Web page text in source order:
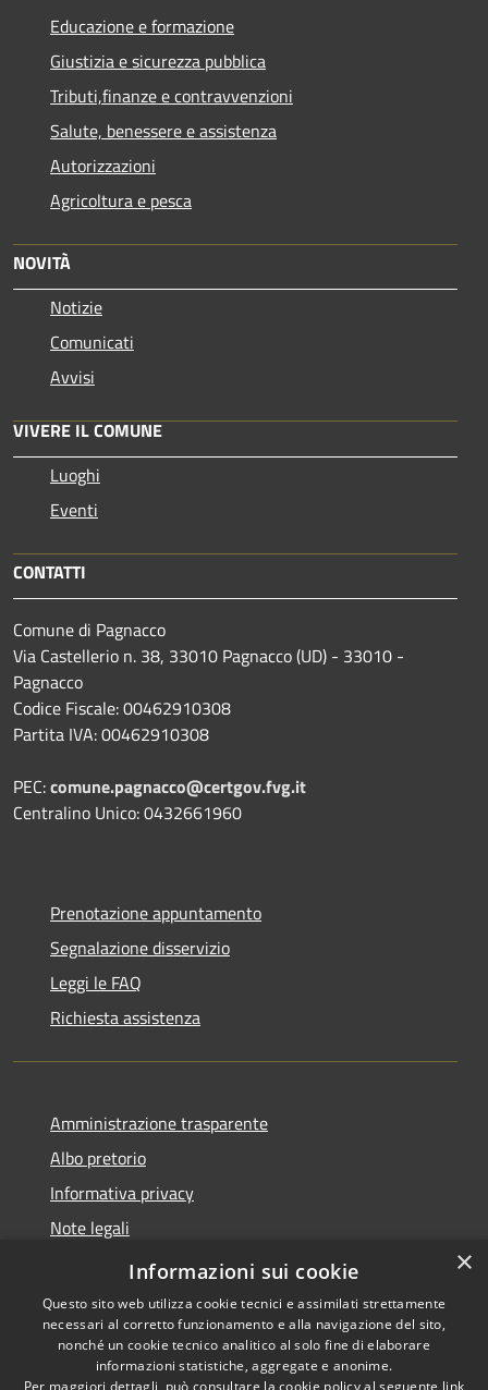
Educazione e formazione
Giustizia e sicurezza pubblica
Tributi,finanze e contravvenzioni
Salute, benessere e assistenza
Autorizzazioni
Agricoltura e pesca
NOVITÀ
Notizie
Comunicati
Avvisi
VIVERE IL COMUNE
Luoghi
Eventi
CONTATTI
Comune di Pagnacco
Via Castellerio n. 38, 33010 Pagnacco (UD) - 33010 -
Pagnacco
Codice Fiscale: 00462910308
Partita IVA: 00462910308
PEC:comune.pagnacco@certgov.fvg.it
Centralino Unico: 0432661960
Prenotazione appuntamento
Segnalazione disservizio
Leggi le FAQ
Richiesta assistenza
Amministrazione trasparente
Albo pretorio
Informativa privacy
Note legali
Dichiarazione di accessibilità
Copyright © 2026 • Comune di
×
Informazioni sui cookie
Questo sito web utilizza cookie tecnici e assimilati strettamente
necessari al corretto funzionamento e alla navigazione del sito,
nonché un cookie tecnico analitico al solo fine di elaborare
informazioni statistiche, aggregate e anonime.
Per maggiori dettagli, può consultare la cookie policy al seguente link